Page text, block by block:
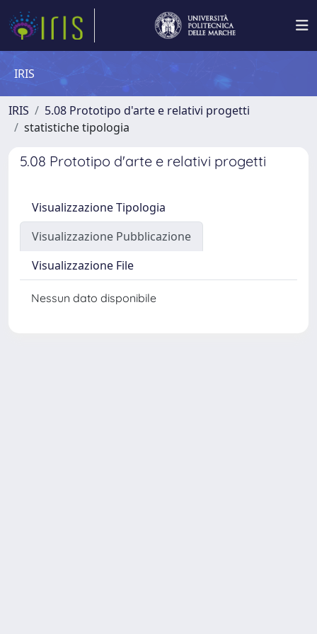
IRIS
IRIS
5.08 Prototipo d'arte e relativi progetti
statistiche tipologia
5.08 Prototipo d'arte e relativi progetti
Visualizzazione Tipologia
Visualizzazione Pubblicazione
Visualizzazione File
Nessun dato disponibile